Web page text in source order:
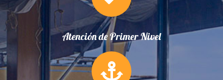
Atención de Primer Nivel